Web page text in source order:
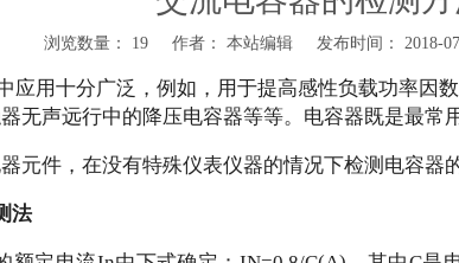
浏览数量： 19 作者： 本站编辑 发布时间： 2018-
应用十分广泛，例如，用于提高感性负载功率因
无声远行中的降压电容器等等。电容器既是最常
件，在没有特殊仪表仪器的情况下检测电容器
法